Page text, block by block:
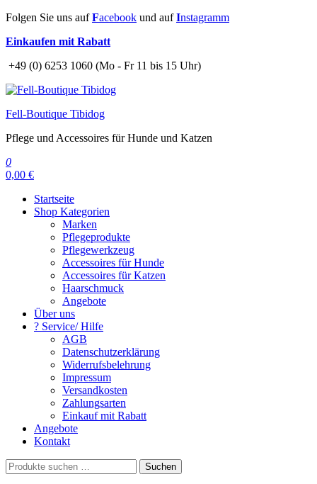
Zum
springen
Folgen Sie uns aufFacebook und aufInstagramm
Einkaufen mit Rabatt
+49 (0) 6253 1060 (Mo - Fr 11 bis 15 Uhr)
Fell-Boutique Tibidog
Pflege und Accessoires für Hunde und Katzen
0
0,00 €
Startseite
Shop Kategorien
Marken
Pflegeprodukte
Pflegewerkzeug
Accessoires für Hunde
Accessoires für Katzen
Haarschmuck
Angebote
Über uns
? Service/ Hilfe
AGB
Datenschutzerklärung
Widerrufsbelehrung
Impressum
Versandkosten
Zahlungsarten
Einkauf mit Rabatt
Angebote
Kontakt
Suchen
nach:
Suchen